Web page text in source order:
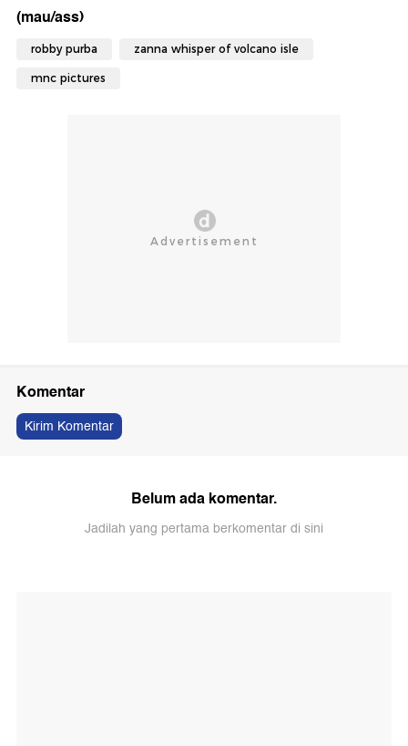
(mau/ass)
robby purba zanna whisper of volcano isle
mnc pictures
Komentar
Kirim Komentar
Belum ada komentar.
Jadilah yang pertama berkomentar di sini